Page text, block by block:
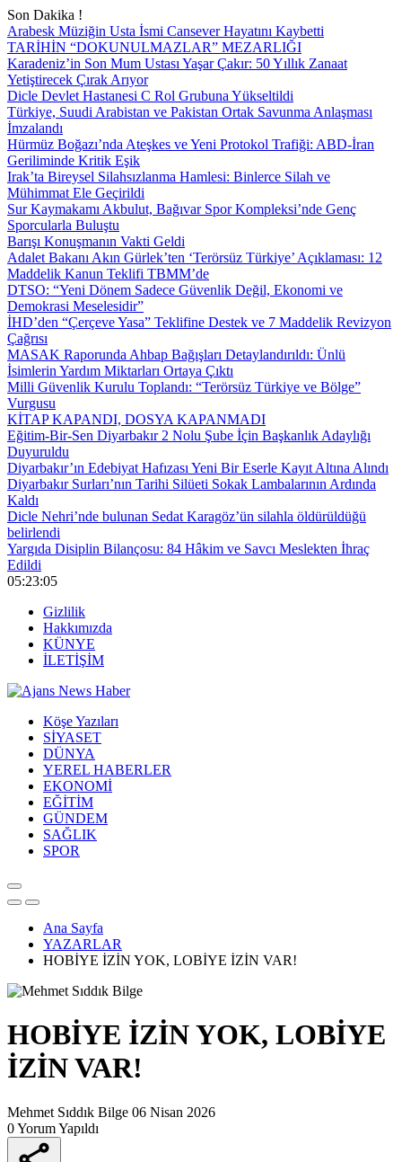
Son Dakika !
Arabesk Müziğin Usta İsmi Cansever Hayatını Kaybetti
TARİHİN “DOKUNULMAZLAR” MEZARLIĞI
Karadeniz’in Son Mum Ustası Yaşar Çakır: 50 Yıllık Zanaat
Yetiştirecek Çırak Arıyor
Dicle Devlet Hastanesi C Rol Grubuna Yükseltildi
Türkiye, Suudi Arabistan ve Pakistan Ortak Savunma Anlaşması
İmzalandı
Hürmüz Boğazı’nda Ateşkes ve Yeni Protokol Trafiği: ABD-İran
Geriliminde Kritik Eşik
Irak’ta Bireysel Silahsızlanma Hamlesi: Binlerce Silah ve
Mühimmat Ele Geçirildi
Sur Kaymakamı Akbulut, Bağıvar Spor Kompleksi’nde Genç
Sporcularla Buluştu
Barışı Konuşmanın Vakti Geldi
Adalet Bakanı Akın Gürlek’ten ‘Terörsüz Türkiye’ Açıklaması: 12
Maddelik Kanun Teklifi TBMM’de
DTSO: “Yeni Dönem Sadece Güvenlik Değil, Ekonomi ve
Demokrasi Meselesidir”
İHD’den “Çerçeve Yasa” Teklifine Destek ve 7 Maddelik Revizyon
Çağrısı
MASAK Raporunda Ahbap Bağışları Detaylandırıldı: Ünlü
İsimlerin Yardım Miktarları Ortaya Çıktı
Milli Güvenlik Kurulu Toplandı: “Terörsüz Türkiye ve Bölge”
Vurgusu
KİTAP KAPANDI, DOSYA KAPANMADI
Eğitim-Bir-Sen Diyarbakır 2 Nolu Şube İçin Başkanlık Adaylığı
Duyuruldu
Diyarbakır’ın Edebiyat Hafızası Yeni Bir Eserle Kayıt Altına Alındı
Diyarbakır Surları’nın Tarihi Silüeti Sokak Lambalarının Ardında
Kaldı
Dicle Nehri’nde bulunan Sedat Karagöz’ün silahla öldürüldüğü
belirlendi
Yargıda Disiplin Bilançosu: 84 Hâkim ve Savcı Meslekten İhraç
Edildi
05:23:05
Gizlilik
Hakkımızda
KÜNYE
İLETİŞİM
Köşe Yazıları
SİYASET
DÜNYA
YEREL HABERLER
EKONOMİ
EĞİTİM
GÜNDEM
SAĞLIK
SPOR
Ana Sayfa
YAZARLAR
HOBİYE İZİN YOK, LOBİYE İZİN VAR!
HOBİYE İZİN YOK, LOBİYE
İZİN VAR!
Mehmet Sıddık Bilge 06 Nisan 2026
0 Yorum Yapıldı